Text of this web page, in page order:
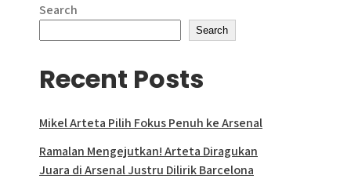
Search
Search
Recent Posts
Mikel Arteta Pilih Fokus Penuh ke Arsenal
Ramalan Mengejutkan! Arteta Diragukan
Juara di Arsenal Justru Dilirik Barcelona